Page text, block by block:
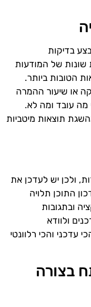
בדיקות
שונות של המודעות
הטובות ביותר.
או שיעור ההמרה
מה עובד ומה לא.
תוצאות מיטביות
ולכן יש לעדכן את
התוכן תלויה
ובתגובות
ולוודא
והכי רלוונטי
בצורה